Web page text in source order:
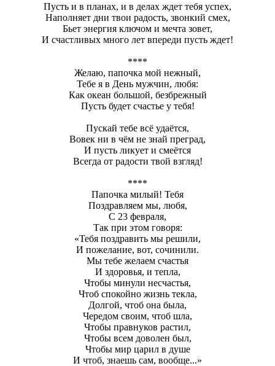
Пусть и в планах, и в делах ждет тебя успех,
Наполняет дни твои радость, звонкий смех,
Бьет энергия ключом и мечта зовет,
И счастливых много лет впереди пусть ждет!
****
Желаю, папочка мой нежный,
Тебе я в День мужчин, любя:
Как океан большой, безбрежный
Пусть будет счастье у тебя!
Пускай тебе всё удаётся,
Вовек ни в чём не знай преград,
И пусть ликует и смеётся
Всегда от радости твой взгляд!
****
Папочка милый! Тебя
Поздравляем мы, любя,
С 23 февраля,
Так при этом говоря:
«Тебя поздравить мы решили,
И пожелание, вот, сочинили.
Мы тебе желаем счастья
И здоровья, и тепла,
Чтобы минули несчастья,
Чтоб спокойно жизнь текла,
Долгой, чтоб она была,
Чередом своим, чтоб шла,
Чтобы правнуков растил,
Чтобы всем доволен был,
Чтобы мир царил в душе
И чтоб, знаешь сам, вообще...»